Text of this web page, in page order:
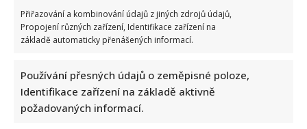
Přiřazování a kombinování údajů z jiných zdrojů údajů,
Propojení různých zařízení, Identifikace zařízení na
základě automaticky přenášených informací.
Používání přesných údajů o zeměpisné poloze,
Identifikace zařízení na základě aktivně
požadovaných informací.